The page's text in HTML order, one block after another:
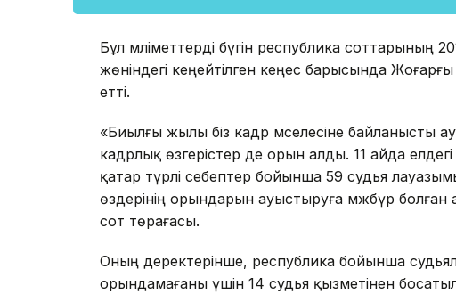
Бұл мәліметтерді бүгін республика
жөніндегі кеңейтілген кеңес барысында
етті.
«Биылғы жылы біз кадр мәселесіне байланысты
кадрлық өзгерістер де орын алды. 11 айда
қатар түрлі себептер бойынша 59 судья
өздерінің орындарын ауыстыруға мәжбүр
сот төрағасы.
Оның деректерінше, республика бойынша
орындамағаны үшін 14 судья қызметінен